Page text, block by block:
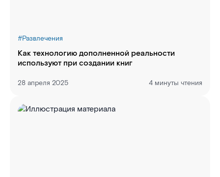
#Развлечения
Как технологию дополненной реальности
используют при создании книг
28 апреля 2025 4 минуты чтения